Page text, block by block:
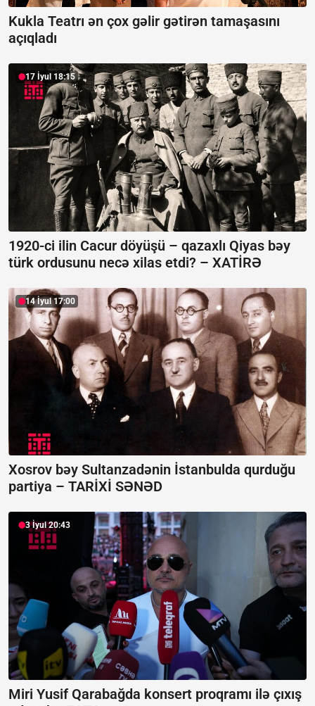
Kukla Teatrı ən çox gəlir gətirən tamaşasını
açıqladı
17 İyul 18:15
1920-ci ilin Cacur döyüşü – qazaxlı Qiyas bəy
türk ordusunu necə xilas etdi? – XATİRƏ
14 İyul 17:00
Xosrov bəy Sultanzadənin İstanbulda qurduğu
partiya – TARİXİ SƏNƏD
3 İyul 20:43
Miri Yusif Qarabağda konsert proqramı ilə çıxış